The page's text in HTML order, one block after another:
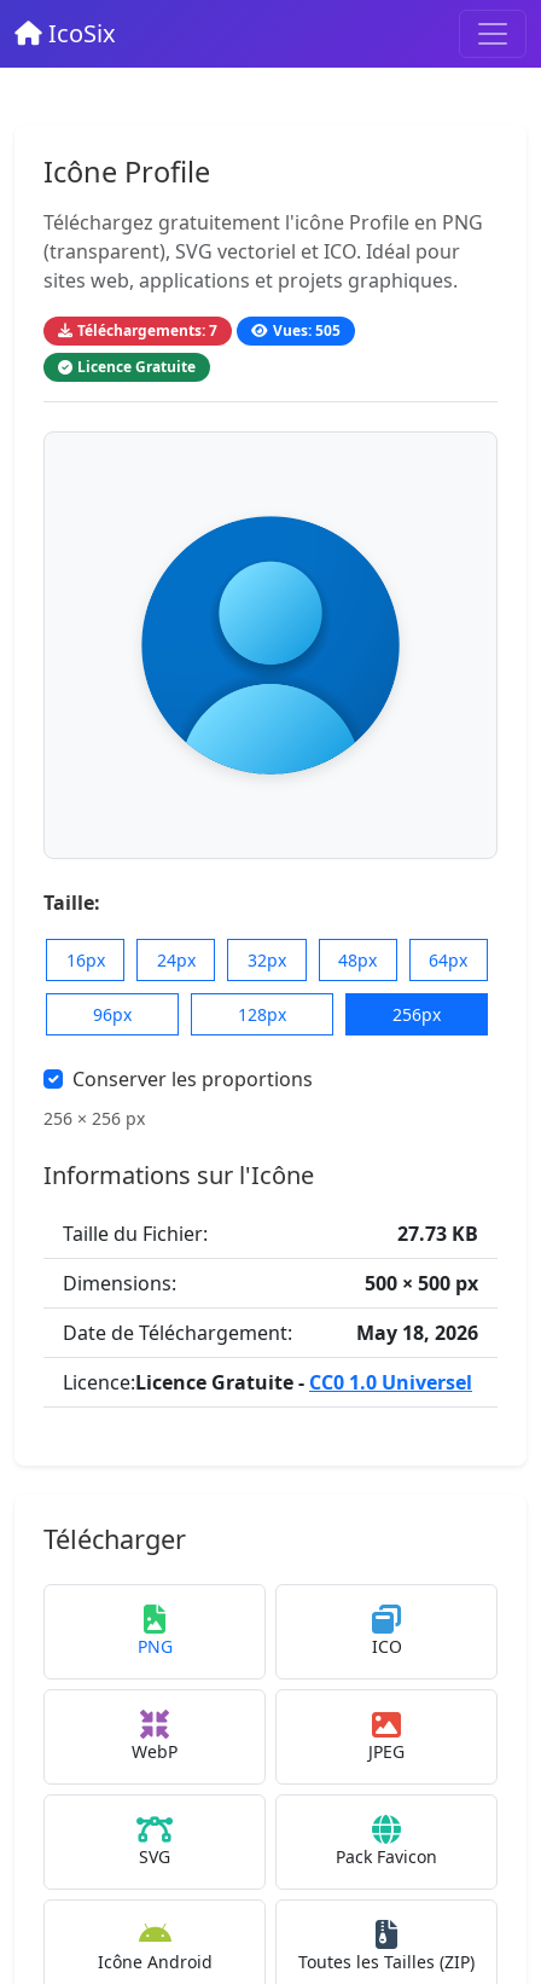
IcoSix
Icône Profile
Téléchargez gratuitement l'icône Profile en PNG
(transparent), SVG vectoriel et ICO. Idéal pour
sites web, applications et projets graphiques.
Téléchargements: 7
Vues: 505
Licence Gratuite
Taille:
16px 24px 32px 48px 64px
96px 128px 256px
Conserver les proportions
256 × 256 px
Informations sur l'Icône
Taille du Fichier:
27.73 KB
Dimensions:
500 × 500 px
Date de Téléchargement:
May 18, 2026
Licence:Licence Gratuite - CC0 1.0 Universel
Télécharger
PNG ICO
WebP JPEG
SVG Pack Favicon
Icône Android Toutes les Tailles (ZIP)